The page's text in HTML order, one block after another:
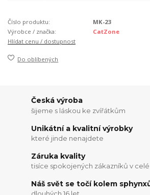
Číslo produktu:
MK-23
Výrobce / značka:
CatZone
Hlídat cenu / dostupnost
Do oblíbených
Česká výroba
šijeme s láskou ke zvířátkům
Unikátní a kvalitní výrobky
které jinde nenajdete
Záruka kvality
tisíce spokojených zákazníků v celé
Náš svět se točí kolem